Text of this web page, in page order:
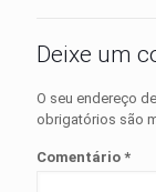
Deixe um
O seu endereço
obrigatórios são
Comentário *